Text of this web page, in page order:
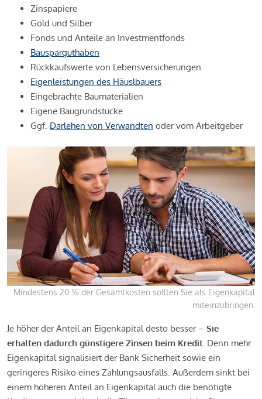
Zinspapiere
Gold und Silber
Fonds und Anteile an Investmentfonds
Bausparguthaben
Rückkaufswerte von Lebensversicherungen
Eigenleistungen des Häuslbauers
Eingebrachte Baumaterialien
Eigene Baugrundstücke
Ggf. Darlehen von Verwandten oder vom Arbeitgeber
Mindestens 20 % der Gesamtkosten sollten Sie als Eigenkapital
miteinzubringen.
Je höher der Anteil an Eigenkapital desto besser – Sie
erhalten dadurch günstigere Zinsen beim Kredit. Denn mehr
Eigenkapital signalisiert der Bank Sicherheit sowie ein
geringeres Risiko eines Zahlungsausfalls. Außerdem sinkt bei
einem höheren Anteil an Eigenkapital auch die benötigte